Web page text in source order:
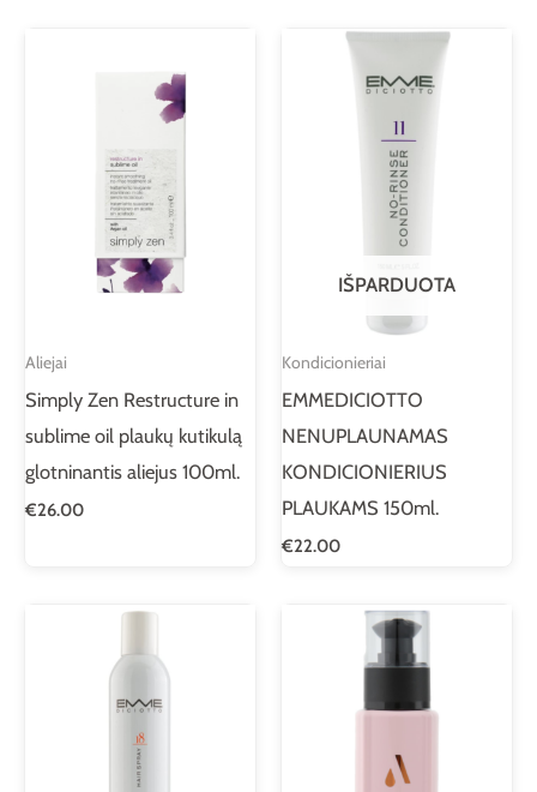
Aliejai
Simply Zen Restructure in
sublime oil plaukų kutikulą
glotninantis aliejus 100ml.
€26.00
IŠPARDUOTA
Kondicionieriai
EMMEDICIOTTO
NENUPLAUNAMAS
KONDICIONIERIUS
PLAUKAMS 150ml.
€22.00